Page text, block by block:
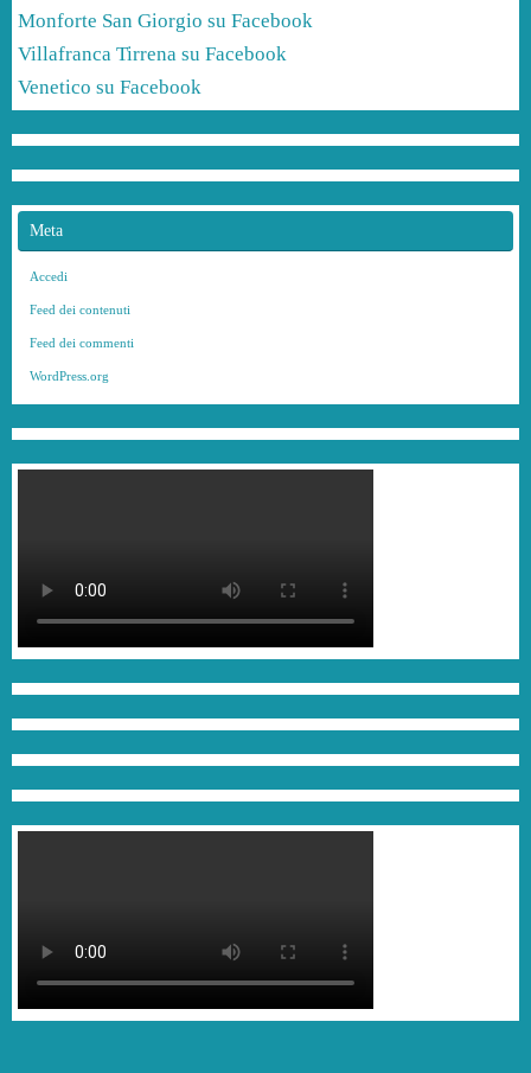
Monforte San Giorgio su Facebook
Villafranca Tirrena su Facebook
Venetico su Facebook
Meta
Accedi
Feed dei contenuti
Feed dei commenti
WordPress.org